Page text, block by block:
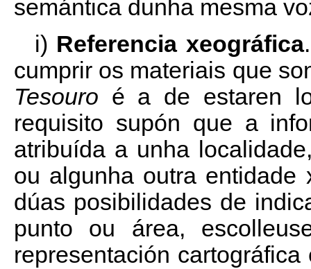
semántica dunha mesma
i) Referencia xeográfica
cumprir os materiais que
Tesouro é a de estaren
requisito supón que a
atribuída a unha
ou algunha outra entidade
dúas posibilidades de
punto ou área,
representación